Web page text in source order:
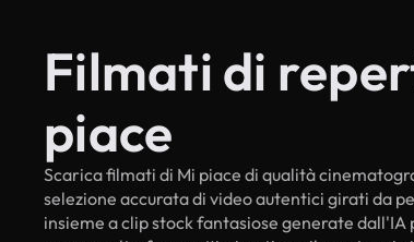
Filmati di
piace
Scarica filmati di Mi piace di qualità
selezione accurata di video autentici girati da
insieme a clip stock fantasiose generate